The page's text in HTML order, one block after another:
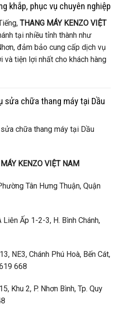
khắp, phục vụ chuyên nghiệp
THANG MÁY KENZO VIỆT
tại nhiều tỉnh thành như
đảm bảo cung cấp dịch vụ
và tiện lợi nhất cho khách hàng
sửa chữa thang máy tại Dầu
chữa thang máy tại Dầu
KENZO VIỆT NAM
Tân Hưng Thuận, Quận
Ấp 1-2-3, H. Bình Chánh,
NE3, Chánh Phú Hoà, Bến Cát,
668
Khu 2, P. Nhơn Bình, Tp. Quy